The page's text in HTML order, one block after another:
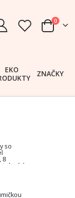
Cart
0
EKO
ZNAČKY
so
8